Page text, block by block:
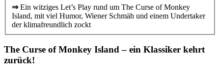
⇒Ein witziges Let’s Play rund um The Curse of Monkey
Island, mit viel Humor, Wiener Schmäh und einem Undertaker
der klimafreundlich zockt
The Curse of Monkey Island – ein Klassiker kehrt
zurück!